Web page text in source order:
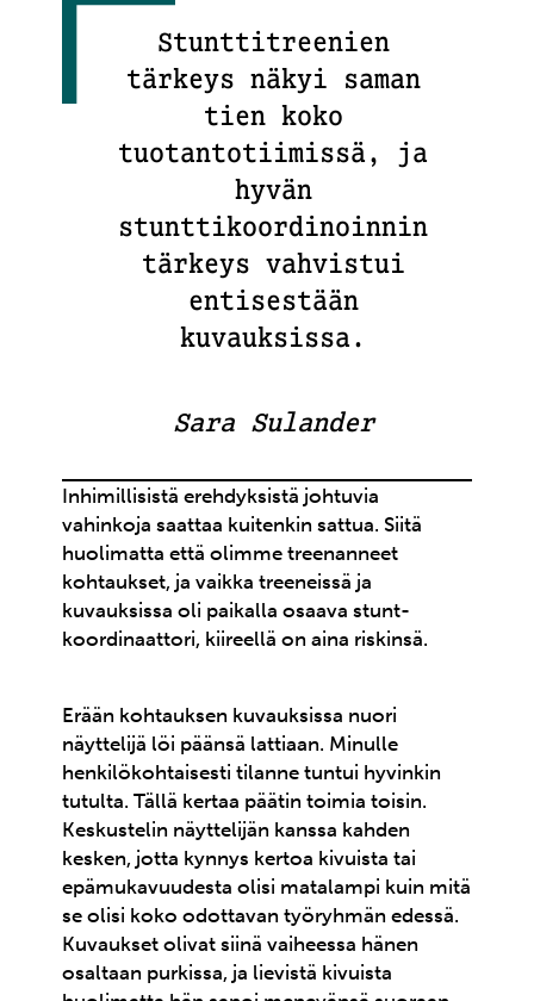
Stunttitreenien
tärkeys näkyi saman
tien koko
tuotantotiimissä, ja
hyvän
stunttikoordinoinnin
tärkeys vahvistui
entisestään
kuvauksissa.
Sara Sulander
Inhimillisistä erehdyksistä johtuvia
vahinkoja saattaa kuitenkin sattua. Siitä
huolimatta että olimme treenanneet
kohtaukset, ja vaikka treeneissä ja
kuvauksissa oli paikalla osaava stunt-
koordinaattori, kiireellä on aina riskinsä.
Erään kohtauksen kuvauksissa nuori
näyttelijä löi päänsä lattiaan. Minulle
henkilökohtaisesti tilanne tuntui hyvinkin
tutulta. Tällä kertaa päätin toimia toisin.
Keskustelin näyttelijän kanssa kahden
kesken, jotta kynnys kertoa kivuista tai
epämukavuudesta olisi matalampi kuin mitä
se olisi koko odottavan työryhmän edessä.
Kuvaukset olivat siinä vaiheessa hänen
osaltaan purkissa, ja lievistä kivuista